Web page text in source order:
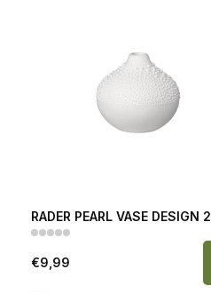
RADER PEARL VASE DESIGN 2
€9,99